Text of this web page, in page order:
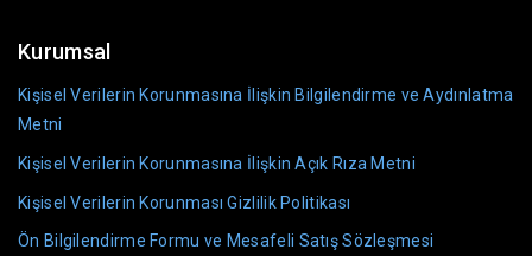
Kurumsal
Kişisel Verilerin Korunmasına İlişkin Bilgilendirme ve Aydınlatma
Metni
Kişisel Verilerin Korunmasına İlişkin Açık Rıza Metni
Kişisel Verilerin Korunması Gizlilik Politikası
Ön Bilgilendirme Formu ve Mesafeli Satış Sözleşmesi